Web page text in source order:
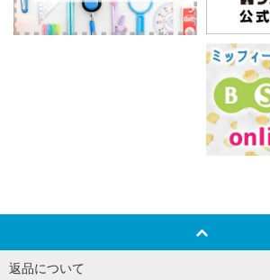
返品について